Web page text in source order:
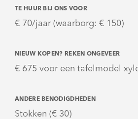
TE HUUR BIJ ONS VOOR
€ 70/jaar (waarborg: € 150)
NIEUW KOPEN? REKEN ONGEVEER
€ 675 voor een tafelmodel
ANDERE BENODIGDHEDEN
Stokken (€ 30)